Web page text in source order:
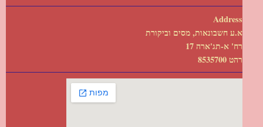
Address
א.ע חשבונאות, מסים וביקורת
רח' א-תג'ארה 17
רהט 8535700